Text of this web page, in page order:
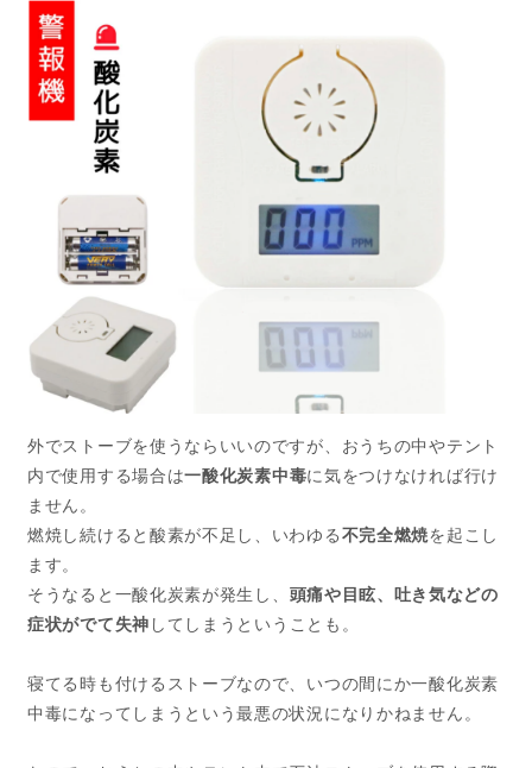
外でストーブを使うならいいのですが、おうちの中やテント
内で使用する場合は一酸化炭素中毒に気をつけなければ行け
ません。
燃焼し続けると酸素が不足し、いわゆる不完全燃焼を起こし
ます。
そうなると一酸化炭素が発生し、 頭痛や目眩、吐き気などの
症状がでて失神 してしまうということも。
寝てる時も付けるストーブなので、いつの間にか一酸化炭素
中毒になってしまうという最悪の状況になりかねません。